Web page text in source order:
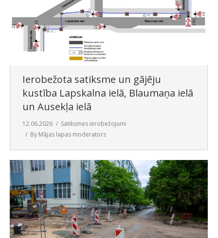
Ierobežota satiksme un gājēju
kustība Lapskalna ielā, Blaumaņa ielā
un Ausekļa ielā
12.06.2026
Satiksmes ierobežojumi
By Mājas lapas moderators